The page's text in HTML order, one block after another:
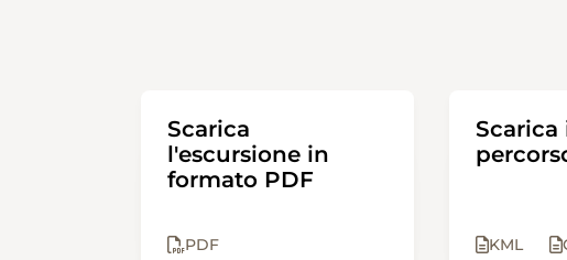
Scarica
l'escursione in
formato PDF
PDF
Scarica
KML